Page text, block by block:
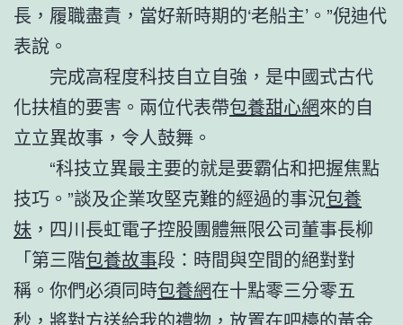
長，履職盡責，當好新時期的‘老船主’。”倪迪代
表說。
完成高程度科技自立自強，是中國式古代
化扶植的要害。兩位代表帶包養甜心網來的自
立立異故事，令人鼓舞。
“科技立異最主要的就是要霸佔和把握焦點
技巧。”談及企業攻堅克難的經過的事況包養
妹 ，四川長虹電子控股團體無限公司董事長柳
「第三階包養故事段：時間與空間的絕對對
稱。你們必須同時包養網在十點零三分零五
秒，將對方送給我的禮物，放置在吧檯的黃金